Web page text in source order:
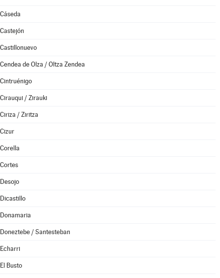
Cáseda
Castejón
Castillonuevo
Cendea de Olza / Oltza Zendea
Cintruénigo
Cirauqui / Zirauki
Ciriza / Ziritza
Cizur
Corella
Cortes
Desojo
Dicastillo
Donamaria
Doneztebe / Santesteban
Echarri
El Busto